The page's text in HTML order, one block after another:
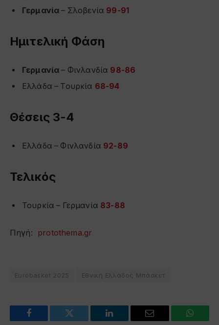
Γερμανία – Σλοβενία 99-91
Ημιτελική Φάση
Γερμανία – Φινλανδία 98-86
Ελλάδα – Τουρκία 68-94
Θέσεις 3-4
Ελλάδα – Φινλανδία 92-89
Τελικός
Τουρκία – Γερμανία 83-88
Πηγή: protothema.gr
Eurobasket 2025 Εθνική Ελλάδος Μπάσκετ
Facebook Twitter LinkedIn Email